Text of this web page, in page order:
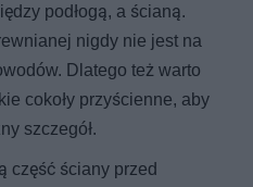
podłogą, a ścianą.
nigdy nie jest na
Dlatego też warto
cokoły przyścienne, aby
szczegół.
część ściany przed